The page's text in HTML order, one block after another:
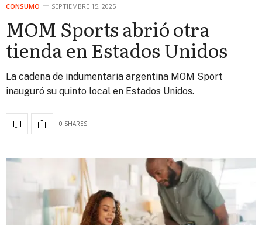
CONSUMO SEPTIEMBRE 15, 2025
MOM Sports abrió otra
tienda en Estados Unidos
La cadena de indumentaria argentina MOM Sport
inauguró su quinto local en Estados Unidos.
0 SHARES